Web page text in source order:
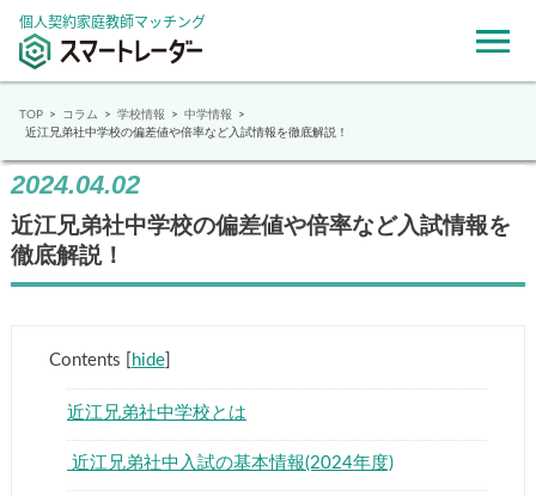
個人契約家庭教師マッチング
TOP コラム 学校情報
中学情報
近江兄弟社中学校の偏差値や倍率など入試情報を徹底解説！
2024.04.02
近江兄弟社中学校の偏差値や倍率など入試情報を
徹底解説！
Contents hide]
近江兄弟社中学校とは
近江兄弟社中入試の基本情報(2024年度)